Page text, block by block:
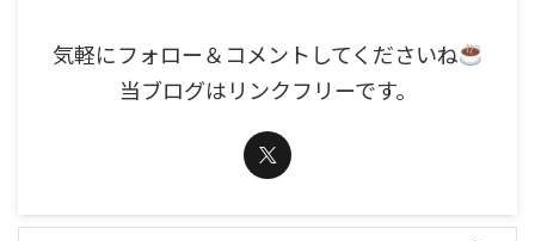
気軽にフォロー＆コメントしてくださいね
当ブログはリンクフリーです。